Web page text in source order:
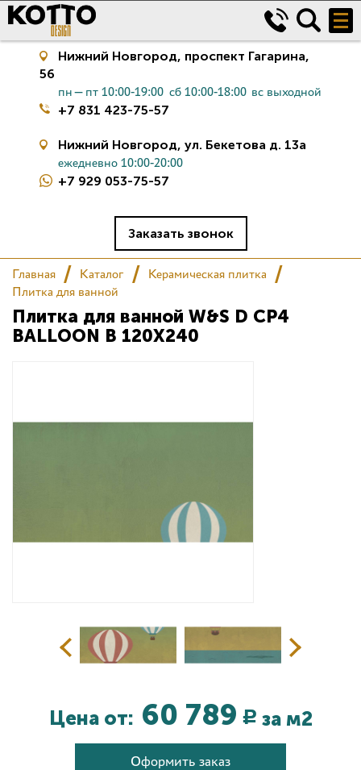
Керамическая плитка
Салон
Сертификаты
Нижний Новгород, проспект Гагарина,
56
пн—пт 10:00-19:00 сб 10:00-18:00 вс выходной
+7 831 423-75-57
Нижний Новгород, ул. Бекетова д. 13а
ежедневно 10:00-20:00
+7 929 053-75-57
Заказать звонок
Главная Каталог
Керамическая плитка
Плитка для ванной
Плитка для ванной W&S D CP4
BALLOON B 120X240
Цена от: 60 789 Р за м2
Оформить заказ